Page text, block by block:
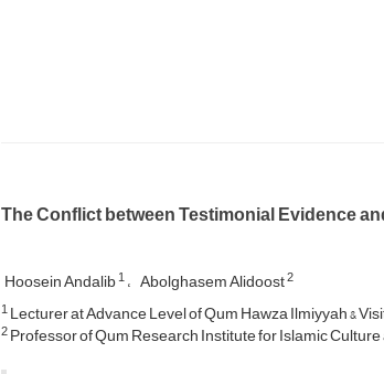
The Conflict between Testimonial Evidence
Hoosein Andalib1 Abolghasem Alidoost2
1Lecturer at Advance Level of Qum Hawza Ilmiyyah &
2Professor of Qum Research Institute for Islamic